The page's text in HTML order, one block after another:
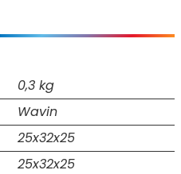
0,3 kg
Wavin
25x32x25
25x32x25